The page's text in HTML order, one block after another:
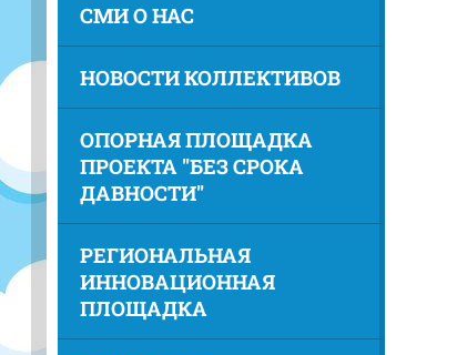
СМИ О НАС
НОВОСТИ КОЛЛЕКТИВОВ
ОПОРНАЯ ПЛОЩАДКА
ПРОЕКТА "БЕЗ СРОКА
ДАВНОСТИ"
РЕГИОНАЛЬНАЯ
ИННОВАЦИОННАЯ
ПЛОЩАДКА